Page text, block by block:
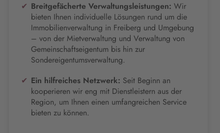
Breitgefächerte Verwaltungsleistungen: Wir
bieten Ihnen individuelle Lösungen rund um die
Immobilienverwaltung in Freiberg und Umgebung
– von der Mietverwaltung und Verwaltung von
Gemeinschaftseigentum bis hin zur
Sondereigentumsverwaltung.
Ein hilfreiches Netzwerk: Seit Beginn an
kooperieren wir eng mit Dienstleistern aus der
Region, um Ihnen einen umfangreichen Service
bieten zu können.